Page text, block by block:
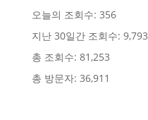
오늘의 조회수: 356
지난 30일간 조회수: 9,793
총 조회수: 81,253
총 방문자: 36,911